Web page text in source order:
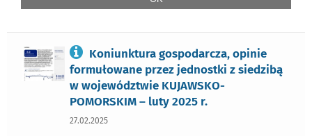
Koniunktura gospodarcza, opinie
formułowane przez jednostki z siedzibą
w województwie KUJAWSKO-
POMORSKIM – luty 2025 r.
27.02.2025